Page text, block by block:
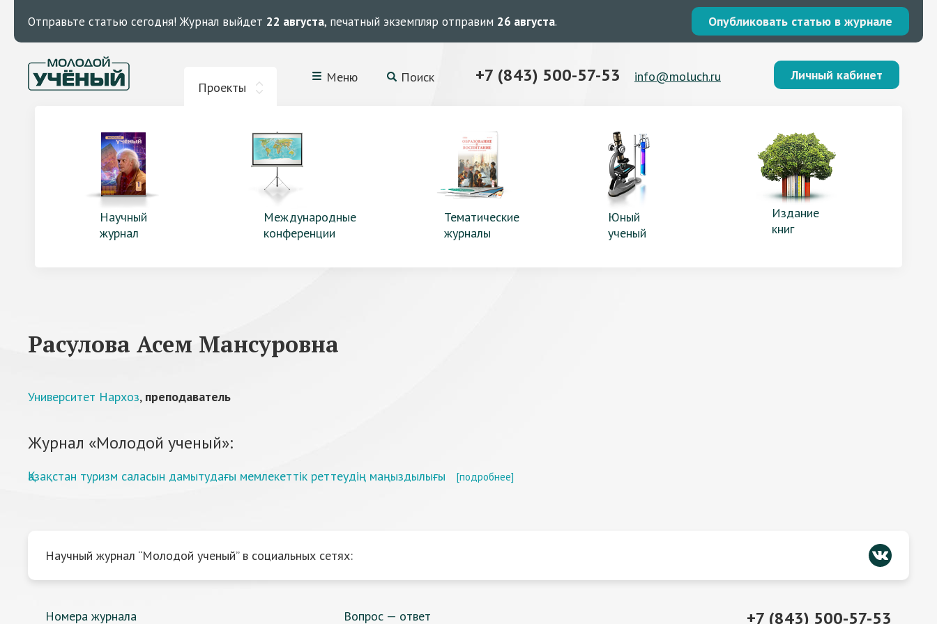
Отправьте статью сегодня! Журнал выйдет 22 августа, печатный экземпляр отправим 26 августа. Опубликовать статью в журнале
Проекты
Меню Поиск +7 (843) 500-57-53 info@moluch.ru Личный кабинет
Научный
журнал
Международные
конференции
Тематические
журналы
Юный
ученый
Издание
книг
Расулова Асем Мансуровна
Университет Нархоз, преподаватель
Журнал «Молодой ученый»:
Қазақстан туризм саласын дамытудағы мемлекеттік реттеудің маңыздылығы [подробнее]
Научный журнал “Молодой ученый” в социальных сетях:
Номера журнала Вопрос — ответ +7 (843) 500-57-53